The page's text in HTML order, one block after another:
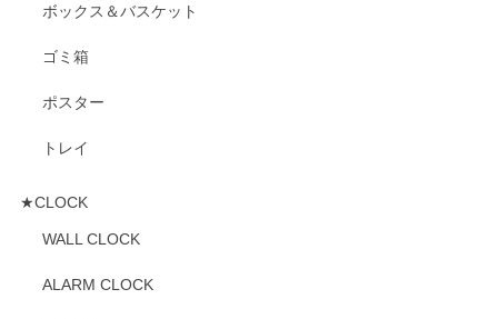
ボックス＆バスケット
ゴミ箱
ポスター
トレイ
★CLOCK
WALL CLOCK
ALARM CLOCK